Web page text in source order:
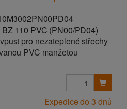
110 PVC (PN00/PD04)
pro nezateplené střechy
PVC manžetou
Expedice do 3 dnů